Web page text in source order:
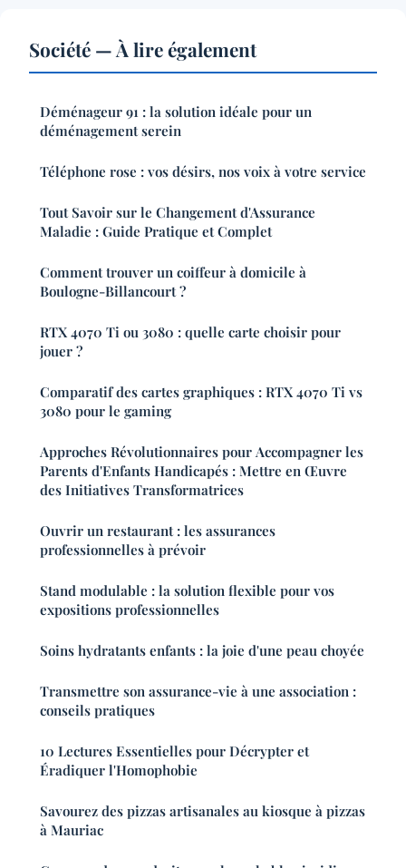
Société — À lire également
Déménageur 91 : la solution idéale pour un
déménagement serein
Téléphone rose : vos désirs, nos voix à votre service
Tout Savoir sur le Changement d'Assurance
Maladie : Guide Pratique et Complet
Comment trouver un coiffeur à domicile à
Boulogne-Billancourt ?
RTX 4070 Ti ou 3080 : quelle carte choisir pour
jouer ?
Comparatif des cartes graphiques : RTX 4070 Ti vs
3080 pour le gaming
Approches Révolutionnaires pour Accompagner les
Parents d'Enfants Handicapés : Mettre en Œuvre
des Initiatives Transformatrices
Ouvrir un restaurant : les assurances
professionnelles à prévoir
Stand modulable : la solution flexible pour vos
expositions professionnelles
Soins hydratants enfants : la joie d'une peau choyée
Transmettre son assurance-vie à une association :
conseils pratiques
10 Lectures Essentielles pour Décrypter et
Éradiquer l'Homophobie
Savourez des pizzas artisanales au kiosque à pizzas
à Mauriac